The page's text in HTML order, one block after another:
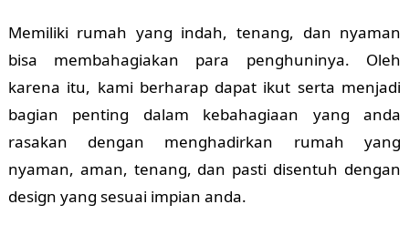
Memiliki rumah yang indah, tenang, dan nyaman
bisa membahagiakan para penghuninya. Oleh
karena itu, kami berharap dapat ikut serta menjadi
bagian penting dalam kebahagiaan yang anda
rasakan dengan menghadirkan rumah yang
nyaman, aman, tenang, dan pasti disentuh dengan
design yang sesuai impian anda.